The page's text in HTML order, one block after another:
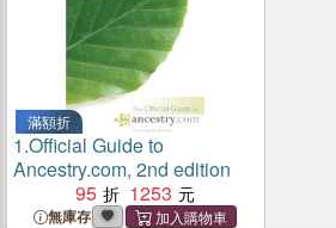
滿額折
1.Official Guide to
Ancestry.com, 2nd edition
95
1253
無庫存